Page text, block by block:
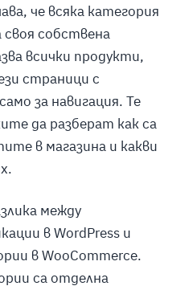
че всяка категория
собствена
всички продукти,
страници с
за навигация. Те
да разберат как са
в магазина и какви
между
в WordPress и
в WooCommerce.
са отделна